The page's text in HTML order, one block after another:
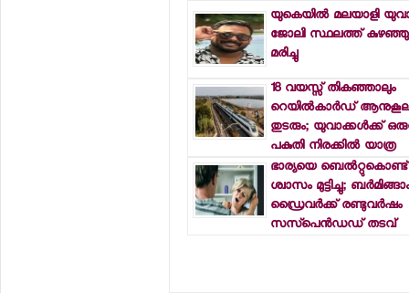
യുകെയില്‍ മലയാളി
ജോലി സ്ഥലത്ത്
മരിച്ചു
18 വയസ്സ് തികഞ്ഞാലും
റെയില്‍കാര്‍ഡ്
തുടരും; യുവാക്കള്‍ക്ക്
പകുതി നിരക്കില്‍ യാത്ര
ഭാര്യയെ ബെല്‍റ്റുകൊണ്ട്
ശ്വാസം മുട്ടിച്ചു;
ഡ്രൈവര്‍ക്ക് രണ്ടുവര്‍ഷം
സസ്‌പെന്‍ഡഡ് തടവ്